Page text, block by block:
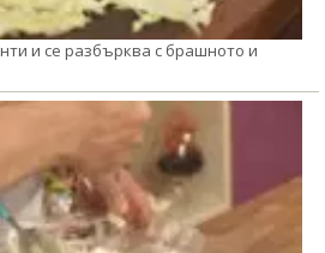
и се разбърква с брашното и